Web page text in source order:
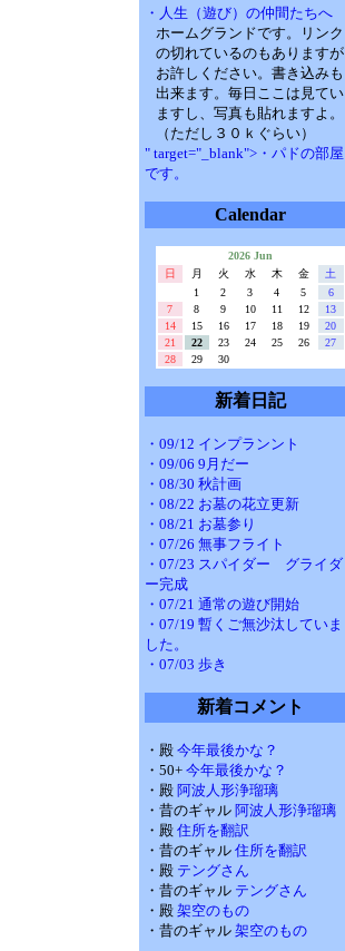
・人生（遊び）の仲間たちへ
ホームグランドです。リンク
の切れているのもありますが
お許しください。書き込みも
出来ます。毎日ここは見てい
ますし、写真も貼れますよ。
（ただし３０ｋぐらい）
" target="_blank">・パドの部屋
です。
Calendar
2026 Jun
日
月 火 水 木 金
土
1
2 3 4 5
6
7
8 9 10 11 12
13
14
15 16 17 18 19
20
21
22 23 24 25 26
27
28
29 30
新着日記
・09/12 インプランント
・09/06 9月だー
・08/30 秋計画
・08/22 お墓の花立更新
・08/21 お墓参り
・07/26 無事フライト
・07/23 スパイダー グライダ
ー完成
・07/21 通常の遊び開始
・07/19 暫くご無沙汰していま
した。
・07/03 歩き
新着コメント
・殿 今年最後かな？
・50+ 今年最後かな？
・殿 阿波人形浄瑠璃
・昔のギャル 阿波人形浄瑠璃
・殿 住所を翻訳
・昔のギャル 住所を翻訳
・殿 テングさん
・昔のギャル テングさん
・殿 架空のもの
・昔のギャル 架空のもの